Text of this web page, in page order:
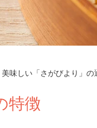
味しい「さがびより」の
特徴